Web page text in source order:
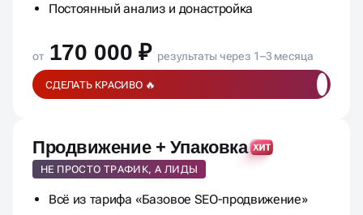
Сквозная аналитика и оценка ROI
от 170 000 ₽
Продвижение + Упаковка
НЕ ПРОСТО ТРАФИК, А ЛИДЫ